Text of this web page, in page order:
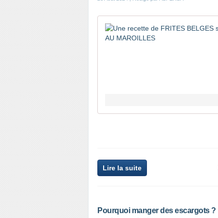
Lire la suite
Pourquoi manger des escargots ?